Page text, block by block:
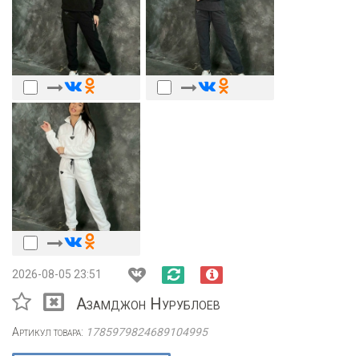
2026-08-05 23:51
Азамджон Нурублоев
Артикул товара: 1785979824689104995